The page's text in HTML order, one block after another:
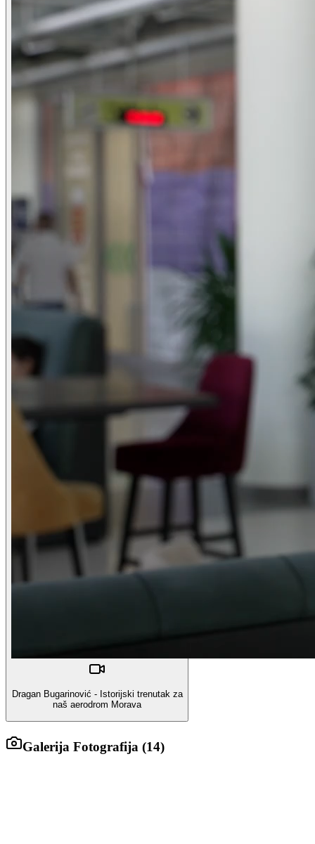
Dragan Bugarinović - Istorijski trenutak za
naš aerodrom Morava
Galerija Fotografija (14)